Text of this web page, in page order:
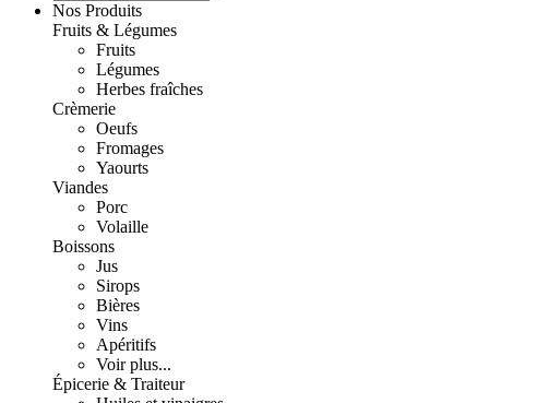
Nos Produits
Fruits & Légumes
Fruits
Légumes
Herbes fraîches
Crèmerie
Oeufs
Fromages
Yaourts
Viandes
Porc
Volaille
Boissons
Jus
Sirops
Bières
Vins
Apéritifs
Voir plus...
Épicerie & Traiteur